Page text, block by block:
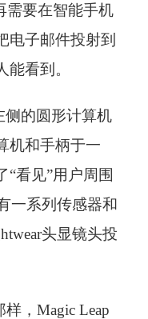
需要在智能手机
电子邮件投射到
看到。
侧的圆形计算机
机和手柄于一
“看见”用户周围
一系列传感器和
头显镜头投
，Magic Leap